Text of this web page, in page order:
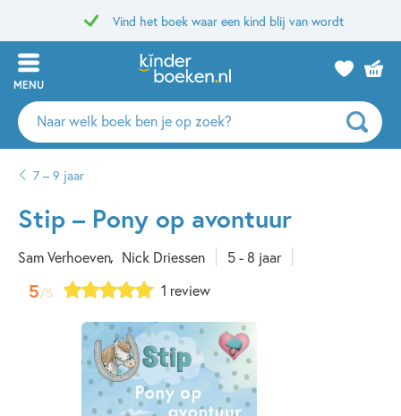
Vind het boek waar een kind blij van wordt
MENU
Zoeken
naar
auteurs
uitgevers
7 – 9 jaar
Stip – Pony op avontuur
Sam Verhoeven Nick Driessen 5 - 8 jaar
5/5 1 review